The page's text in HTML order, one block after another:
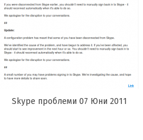
Skype проблеми 07 Юни 2011